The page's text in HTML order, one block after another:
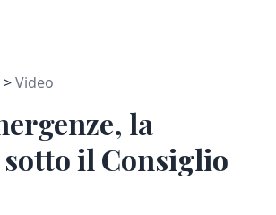
Video
la
il Consiglio